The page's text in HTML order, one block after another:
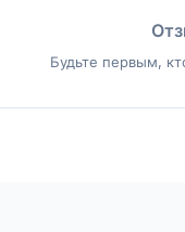
Будьте первым,